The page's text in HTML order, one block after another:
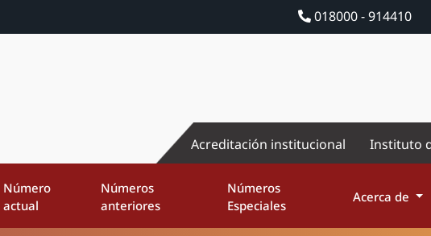
018000 - 914410
Acreditación institucional Instituto
Número
actual
Números
anteriores
Números
Especiales
Acerca de